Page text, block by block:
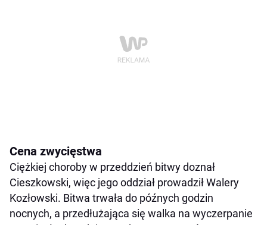
Cena zwycięstwa
Ciężkiej choroby w przeddzień bitwy doznał
Cieszkowski, więc jego oddział prowadził Walery
Kozłowski. Bitwa trwała do późnych godzin
nocnych, a przedłużająca się walka na wyczerpanie